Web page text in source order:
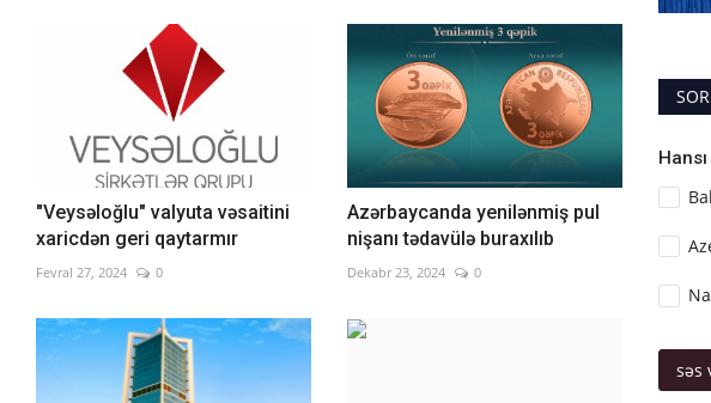
"Veysəloğlu" valyuta vəsaitini
xaricdən geri qaytarmır
Fevral 27, 2024 0
Azərbaycanda yenilənmiş pul
nişanı tədavülə buraxılıb
Dekabr 23, 2024 0
səs